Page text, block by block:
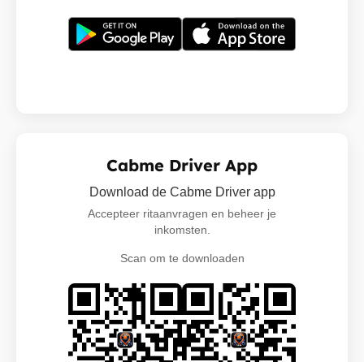
Cabme Driver App
Download de Cabme Driver app
Accepteer ritaanvragen en beheer je
inkomsten.
Scan om te downloaden